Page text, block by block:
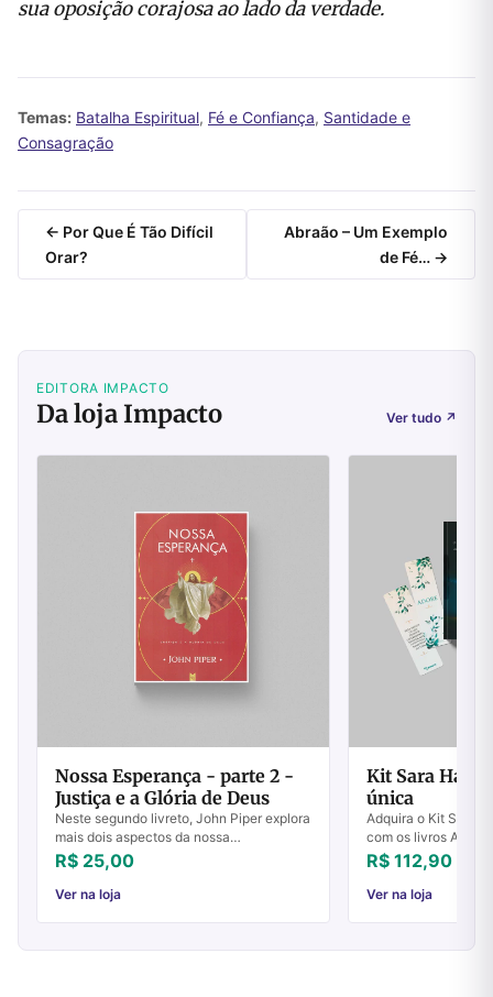
sua oposição corajosa ao lado da verdade.
Temas: Batalha Espiritual, Fé e Confiança, Santidade e
Consagração
← Por Que É Tão Difícil
Orar?
Abraão – Um Exemplo
de Fé… →
EDITORA IMPACTO
Da loja Impacto Ver tudo ↗
Nossa Esperança - parte 2 -
Justiça e a Glória de Deus
Neste segundo livreto, John Piper explora
mais dois aspectos da nossa
esperança: a justiça e a glória de Deus.
Veja alguns assuntos abordados nestes
artigos:...
R$ 25,00
Ver na loja
Kit Sara
única
Adquira o Kit Sara
com os livros Adore
sua fé e adoração.
receber em maio
R$ 112,90
Ver na loja